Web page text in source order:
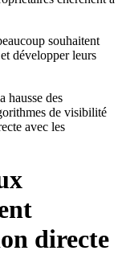
souhaitent
développer leurs
hausse des
de visibilité
avec les
directe